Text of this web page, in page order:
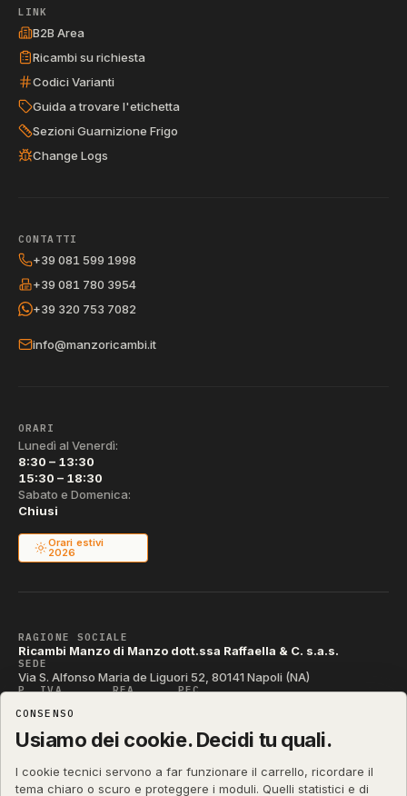
LINK
B2B Area
Ricambi su richiesta
Codici Varianti
Guida a trovare l'etichetta
Sezioni Guarnizione Frigo
Change Logs
CONTATTI
+39 081 599 1998
+39 081 780 3954
+39 320 753 7082
info@manzoricambi.it
ORARI
Lunedì al Venerdì:
8:30 – 13:30
15:30 – 18:30
Sabato e Domenica:
Chiusi
Orari estivi
2026
RAGIONE SOCIALE
Ricambi Manzo di Manzo dott.ssa Raffaella & C. s.a.s.
SEDE
Via S. Alfonso Maria de Liguori 52, 80141 Napoli (NA)
P. IVA REA PEC
CODICE SDI
T04ZHR3
CONSENSO
Usiamo dei cookie. Decidi tu quali.
I cookie tecnici servono a far funzionare il carrello, ricordare il
tema chiaro o scuro e proteggere i moduli. Quelli statistici e di